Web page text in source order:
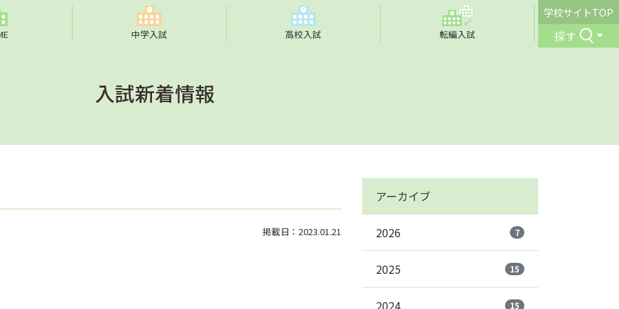
中学入試 高校入試 転編入試
学校サイトTOP
探す
入試新着情報
掲載日：2023.01.21
アーカイブ
2026 7
2025 15
2024 15